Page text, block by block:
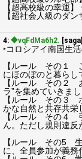
【超高校級の幸運
【超社会人級のダ
4: ◆vqFdMa6h2. [saga]
‣コロシアイ南国生
【ルール その１
にほのぼのと暮らし
【ルール その２
ラ”を集めていきまし
【ルール その３
かな自然と共存共栄
【ルール その４
ん。ただし規則違反
【ルール その5 生
に、全員参加が義務